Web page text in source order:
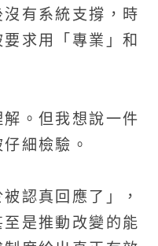
有系統支撐，時
求用「專業」和
。但我想說一件
細檢驗。
認真回應了」，
是推動改變的能